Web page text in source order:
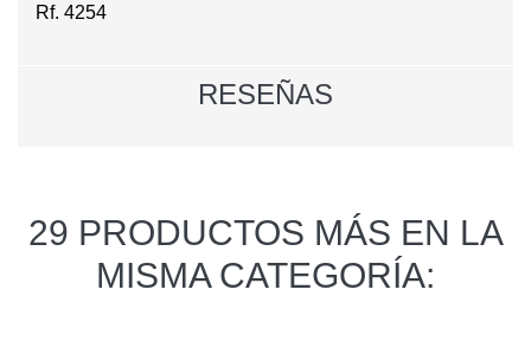
Rf. 4254
RESEÑAS
29 PRODUCTOS MÁS EN LA
MISMA CATEGORÍA: